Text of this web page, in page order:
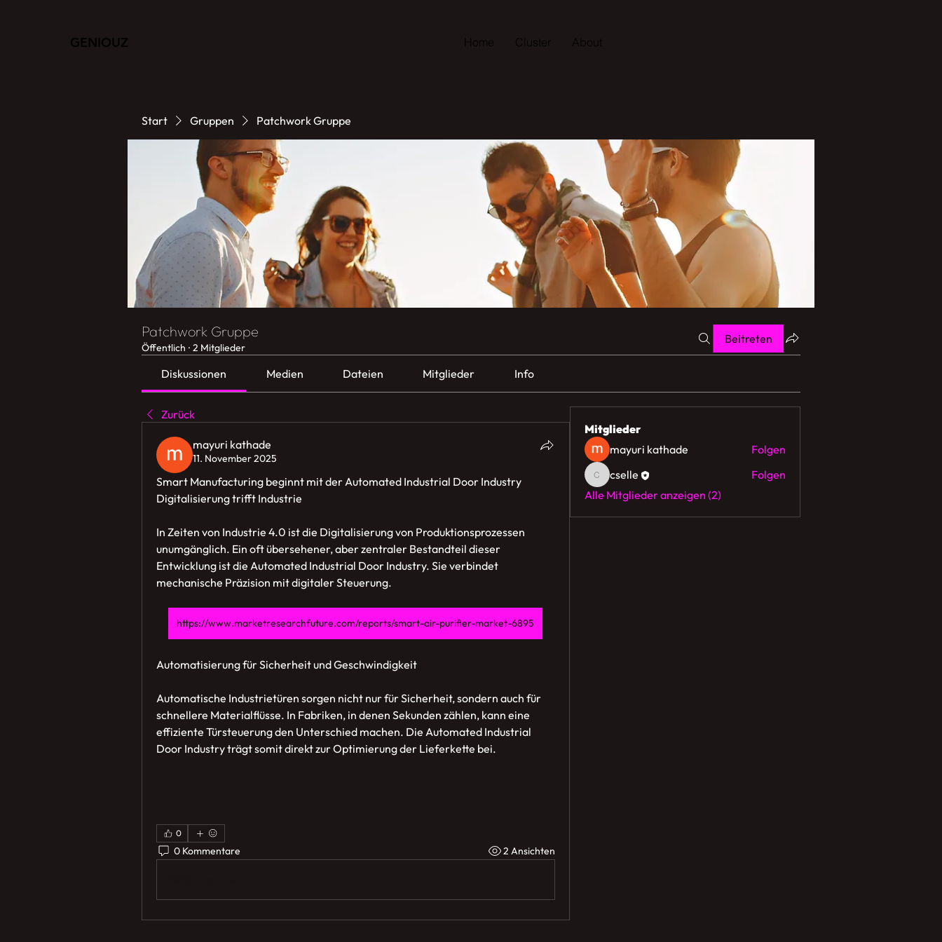
GENIOUZ Home Cluster About
Start Gruppen Patchwork Gruppe
Patchwork Gruppe
Öffentlich · 2 Mitglieder
Beitreten
Diskussionen Medien Dateien Mitglieder Info
Zurück
mayuri kathade
11. November 2025
Smart Manufacturing beginnt mit der Automated Industrial Door Industry
Digitalisierung trifft Industrie
In Zeiten von Industrie 4.0 ist die Digitalisierung von Produktionsprozessen
unumgänglich. Ein oft übersehener, aber zentraler Bestandteil dieser
Entwicklung ist die Automated Industrial Door Industry. Sie verbindet
mechanische Präzision mit digitaler Steuerung.
https://www.marketresearchfuture.com/reports/smart-air-purifier-market-6895
Automatisierung für Sicherheit und Geschwindigkeit
Automatische Industrietüren sorgen nicht nur für Sicherheit, sondern auch für
schnellere Materialflüsse. In Fabriken, in denen Sekunden zählen, kann eine
effiziente Türsteuerung den Unterschied machen. Die Automated Industrial
Door Industry trägt somit direkt zur Optimierung der Lieferkette bei.
0
0 Kommentare 2 Ansichten
Mitglieder
mayuri kathade
Folgen
cselle
cselle
Folgen
Alle Mitglieder anzeigen (2)